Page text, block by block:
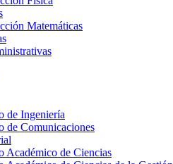
Matemáticas
de Ingeniería
de Comunicaciones
Académico de Ciencias